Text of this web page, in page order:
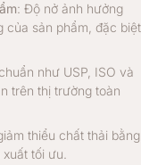
: Độ nở ảnh hưởng
của sản phẩm, đặc biệt
như USP, ISO và
trên thị trường toàn
thiểu chất thải bằng
tối ưu.